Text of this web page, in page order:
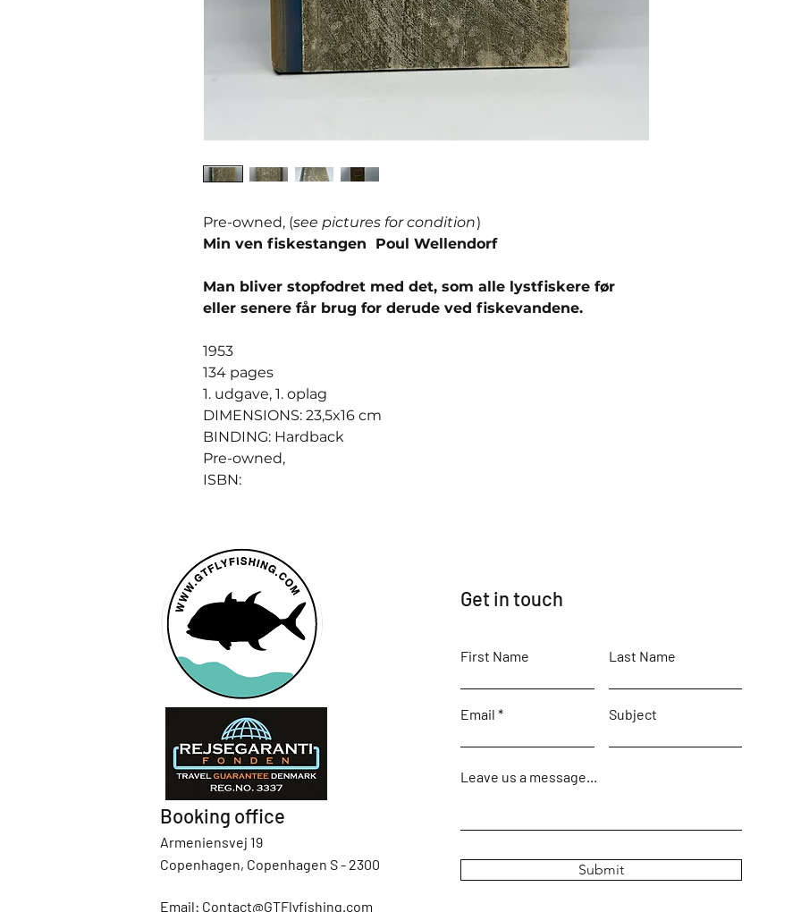
Pre-owned, (see pictures for condition)
Min ven fiskestangen Poul Wellendorf
Man bliver stopfodret med det, som alle lystfiskere før
eller senere får brug for derude ved fiskevandene.
1953
134 pages
1. udgave, 1. oplag
DIMENSIONS: 23,5x16 cm
BINDING: Hardback
Pre-owned,
ISBN:
Booking office
Armeniensvej 19
Copenhagen, Copenhagen S - 2300
Email: Contact@GTFlyfishing.com
Get in touch
First Name Last Name
Email Subject
Leave us a message...
Submit